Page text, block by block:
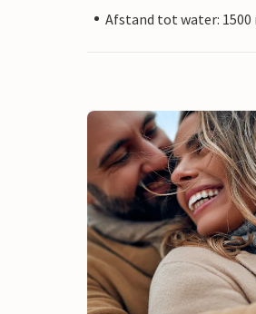
Afstand tot water: